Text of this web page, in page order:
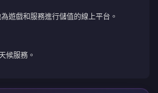
遊戲和服務進行儲值的線上平台。
候服務。